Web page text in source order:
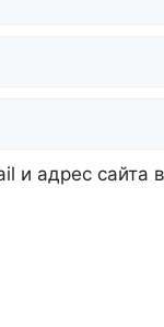
и адрес